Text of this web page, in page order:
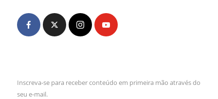
Inscreva-se para receber conteúdo em primeira mão através do
seu e-mail.